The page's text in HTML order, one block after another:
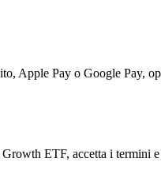
Apple Pay o Google Pay,
ETF, accetta i termini